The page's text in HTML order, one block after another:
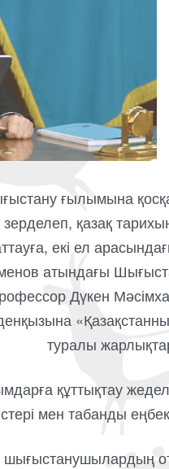
ғылымына
қазақ
екі ел
атындағы
Дүкен
«Қазақстанның
туралы
құттықтау
мен табанды
шығыстанушылардың